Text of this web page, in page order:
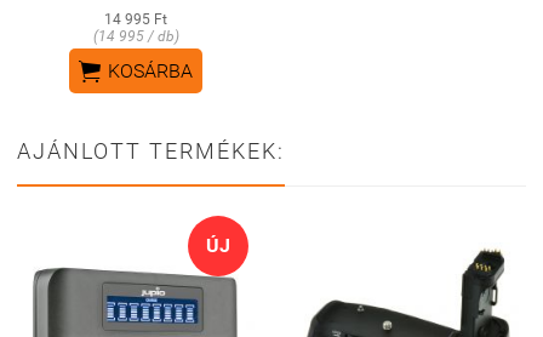
14 995 Ft
(14 995 / db)
 KOSÁRBA
AJÁNLOTT TERMÉKEK:
ÚJ